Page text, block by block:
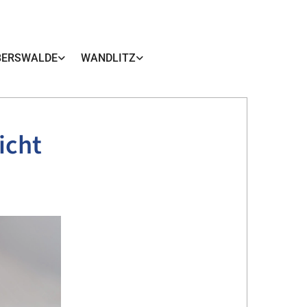
WANDLITZ